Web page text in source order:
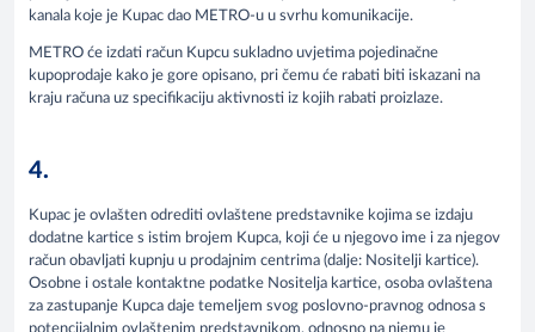
kanala koje je Kupac dao METRO-u u svrhu komunikacije.
METRO će izdati račun Kupcu sukladno uvjetima pojedinačne
kupoprodaje kako je gore opisano, pri čemu će rabati biti iskazani na
kraju računa uz specifikaciju aktivnosti iz kojih rabati proizlaze.
4.
Kupac je ovlašten odrediti ovlaštene predstavnike kojima se izdaju
dodatne kartice s istim brojem Kupca, koji će u njegovo ime i za njegov
račun obavljati kupnju u prodajnim centrima (dalje: Nositelji kartice).
Osobne i ostale kontaktne podatke Nositelja kartice, osoba ovlaštena
za zastupanje Kupca daje temeljem svog poslovno-pravnog odnosa s
potencijalnim ovlaštenim predstavnikom, odnosno na njemu je